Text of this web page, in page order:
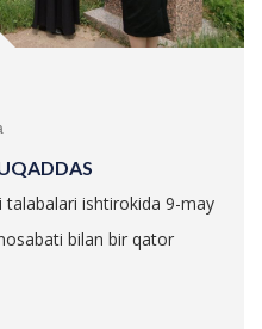
ishtirokida 9-may
bilan bir qator